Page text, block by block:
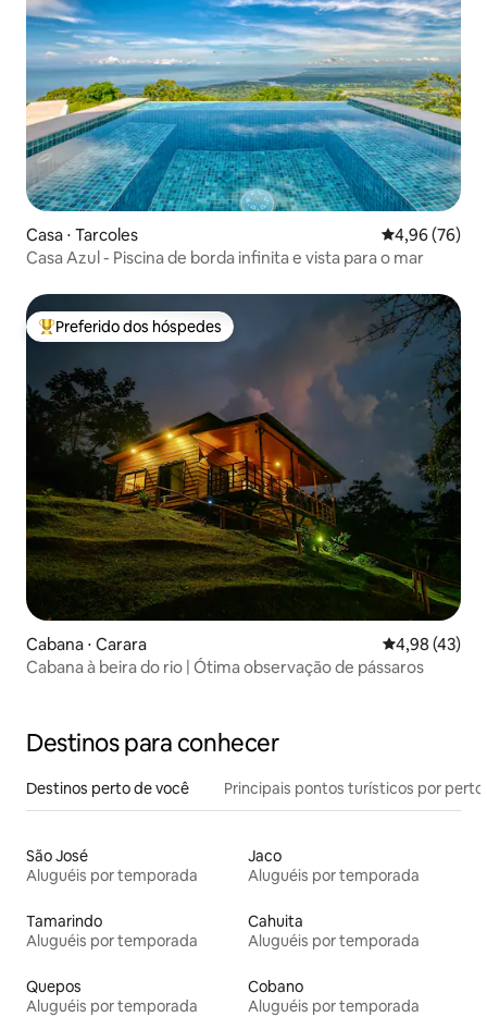
Casa ⋅ Tarcoles 4,96 de uma
4,96 (76)
Casa Azul - Piscina de borda infinita e vista para o mar
Entre os melhores preferidos dos hóspedes
Preferido dos hóspedes
Cabana ⋅ Carara 4,98 de uma
4,98 (43)
Cabana à beira do rio | Ótima observação de pássaros
Destinos para conhecer
Destinos perto de você Principais pontos turísticos por perto
São José
Aluguéis por temporada
Jaco
Aluguéis por temporada
Tamarindo
Aluguéis por temporada
Cahuita
Aluguéis por temporada
Quepos
Aluguéis por temporada
Cobano
Aluguéis por temporada